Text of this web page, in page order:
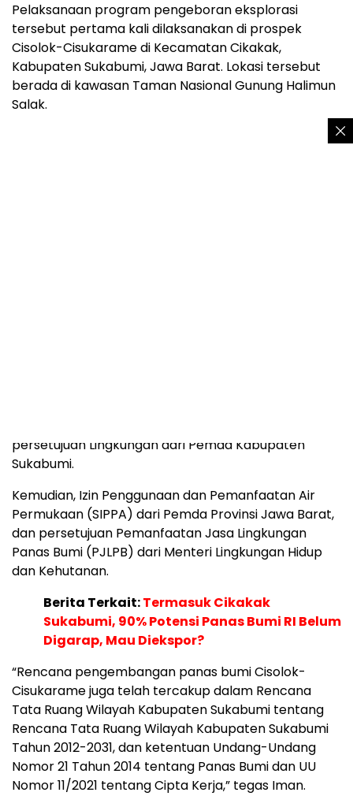
Pelaksanaan program pengeboran eksplorasi
tersebut pertama kali dilaksanakan di prospek
Cisolok-Cisukarame di Kecamatan Cikakak,
Kabupaten Sukabumi, Jawa Barat. Lokasi tersebut
berada di kawasan Taman Nasional Gunung Halimun
Salak.
persetujuan Lingkungan dari Pemda Kabupaten
Sukabumi.
Kemudian, Izin Penggunaan dan Pemanfaatan Air
Permukaan (SIPPA) dari Pemda Provinsi Jawa Barat,
dan persetujuan Pemanfaatan Jasa Lingkungan
Panas Bumi (PJLPB) dari Menteri Lingkungan Hidup
dan Kehutanan.
Berita Terkait:Termasuk Cikakak
Sukabumi, 90% Potensi Panas Bumi RI Belum
Digarap, Mau Diekspor?
“Rencana pengembangan panas bumi Cisolok-
Cisukarame juga telah tercakup dalam Rencana
Tata Ruang Wilayah Kabupaten Sukabumi tentang
Rencana Tata Ruang Wilayah Kabupaten Sukabumi
Tahun 2012-2031, dan ketentuan Undang-Undang
Nomor 21 Tahun 2014 tentang Panas Bumi dan UU
Nomor 11/2021 tentang Cipta Kerja,” tegas Iman.